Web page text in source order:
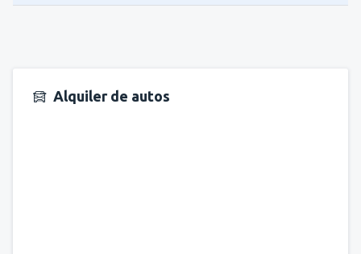
Alquiler de autos